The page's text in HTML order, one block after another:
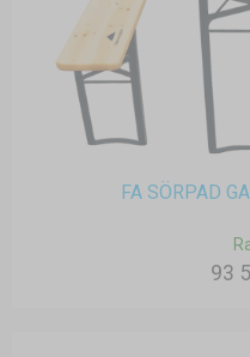
FA SÖRPAD
93